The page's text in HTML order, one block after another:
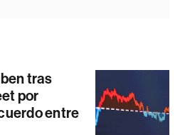
tras
por
entre